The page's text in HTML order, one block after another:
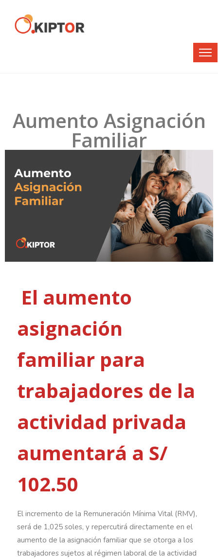
Aumento Asignación
Familiar
El aumento
asignación
familiar para
trabajadores de la
actividad privada
aumentará a S/
102.50
El incremento de la Remuneración Mínima Vital (RMV),
será de 1,025 soles, y repercutirá directamente en el
aumento de la asignación familiar que se otorga a los
trabajadores sujetos al régimen laboral de la actividad